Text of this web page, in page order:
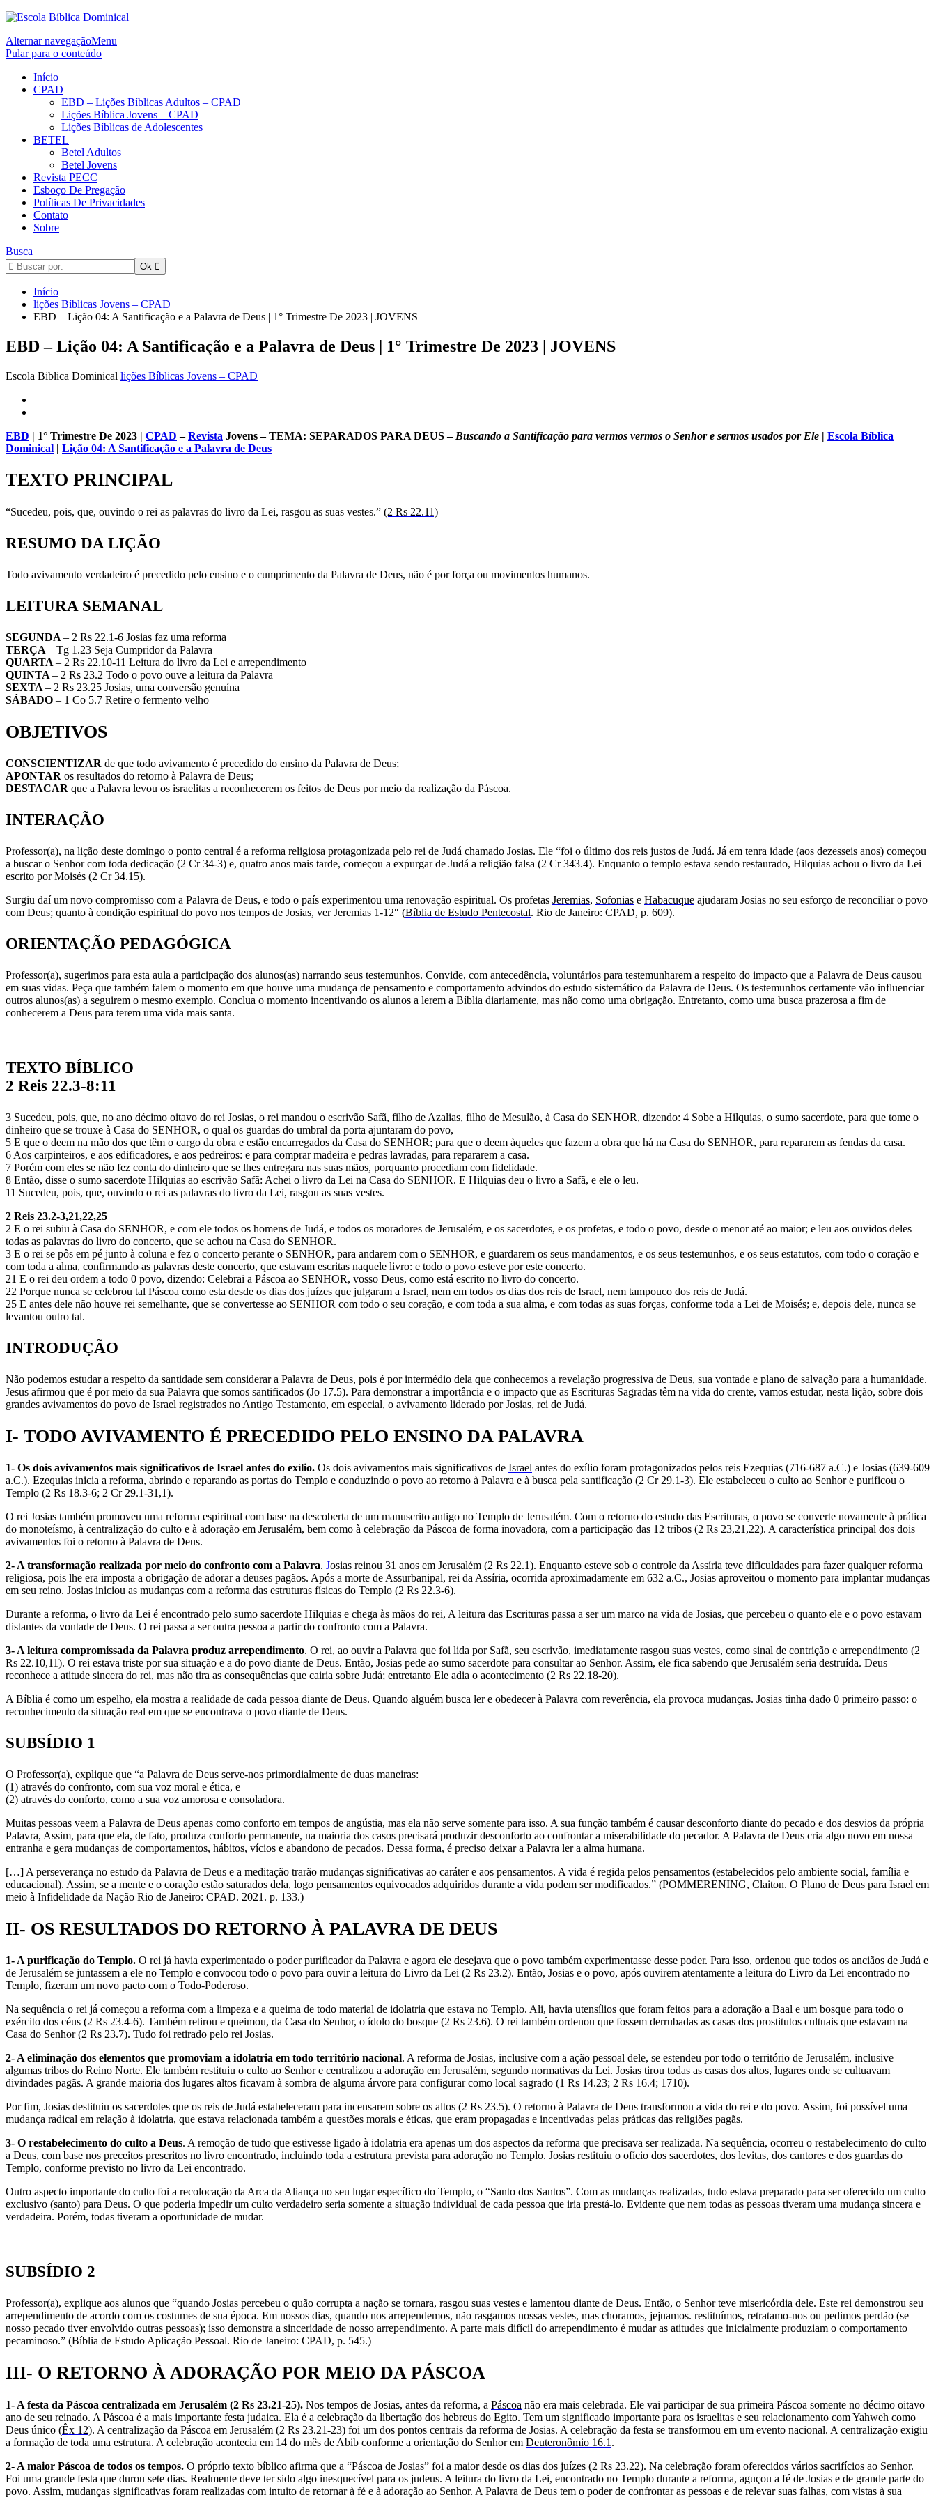
Alternar navegaçãoMenu
Pular para o conteúdo
Início
CPAD
EBD – Lições Bíblicas Adultos – CPAD
Lições Bíblica Jovens – CPAD
Lições Bíblicas de Adolescentes
BETEL
Betel Adultos
Betel Jovens
Revista PECC
Esboço De Pregação
Políticas De Privacidades
Contato
Sobre
Busca
Início
lições Bíblicas Jovens – CPAD
EBD – Lição 04: A Santificação e a Palavra de Deus | 1° Trimestre De 2023 | JOVENS
EBD – Lição 04: A Santificação e a Palavra de Deus | 1° Trimestre De 2023 | JOVENS
Escola Biblica Dominical lições Bíblicas Jovens – CPAD
EBD | 1° Trimestre De 2023 | CPAD –Revista Jovens – TEMA: SEPARADOS PARA DEUS – Buscando a Santificação para vermos vermos o Senhor e sermos usados por Ele | Escola Bíblica
Dominical | Lição 04: A Santificação e a Palavra de Deus
TEXTO PRINCIPAL
“Sucedeu, pois, que, ouvindo o rei as palavras do livro da Lei, rasgou as suas vestes.” (2 Rs 22.11)
RESUMO DA LIÇÃO
Todo avivamento verdadeiro é precedido pelo ensino e o cumprimento da Palavra de Deus, não é por força ou movimentos humanos.
LEITURA SEMANAL
SEGUNDA – 2 Rs 22.1-6 Josias faz uma reforma
TERÇA – Tg 1.23 Seja Cumpridor da Palavra
QUARTA – 2 Rs 22.10-11 Leitura do livro da Lei e arrependimento
QUINTA – 2 Rs 23.2 Todo o povo ouve a leitura da Palavra
SEXTA – 2 Rs 23.25 Josias, uma conversão genuína
SÁBADO – 1 Co 5.7 Retire o fermento velho
OBJETIVOS
CONSCIENTIZAR de que todo avivamento é precedido do ensino da Palavra de Deus;
APONTAR os resultados do retorno à Palavra de Deus;
DESTACAR que a Palavra levou os israelitas a reconhecerem os feitos de Deus por meio da realização da Páscoa.
INTERAÇÃO
Professor(a), na lição deste domingo o ponto central é a reforma religiosa protagonizada pelo rei de Judá chamado Josias. Ele “foi o último dos reis justos de Judá. Já em tenra idade (aos dezesseis anos) começou
a buscar o Senhor com toda dedicação (2 Cr 34-3) e, quatro anos mais tarde, começou a expurgar de Judá a religião falsa (2 Cr 343.4). Enquanto o templo estava sendo restaurado, Hilquias achou o livro da Lei
escrito por Moisés (2 Cr 34.15).
Surgiu daí um novo compromisso com a Palavra de Deus, e todo o país experimentou uma renovação espiritual. Os profetas Jeremias, Sofonias e Habacuque ajudaram Josias no seu esforço de reconciliar o povo
com Deus; quanto à condição espiritual do povo nos tempos de Josias, ver Jeremias 1-12″ (Bíblia de Estudo Pentecostal. Rio de Janeiro: CPAD, p. 609).
ORIENTAÇÃO PEDAGÓGICA
Professor(a), sugerimos para esta aula a participação dos alunos(as) narrando seus testemunhos. Convide, com antecedência, voluntários para testemunharem a respeito do impacto que a Palavra de Deus causou
em suas vidas. Peça que também falem o momento em que houve uma mudança de pensamento e comportamento advindos do estudo sistemático da Palavra de Deus. Os testemunhos certamente vão influenciar
outros alunos(as) a seguirem o mesmo exemplo. Conclua o momento incentivando os alunos a lerem a Bíblia diariamente, mas não como uma obrigação. Entretanto, como uma busca prazerosa a fim de
conhecerem a Deus para terem uma vida mais santa.
TEXTO BÍBLICO
2 Reis 22.3-8:11
3 Sucedeu, pois, que, no ano décimo oitavo do rei Josias, o rei mandou o escrivão Safã, filho de Azalias, filho de Mesulão, à Casa do SENHOR, dizendo: 4 Sobe a Hilquias, o sumo sacerdote, para que tome o
dinheiro que se trouxe à Casa do SENHOR, o qual os guardas do umbral da porta ajuntaram do povo,
5 E que o deem na mão dos que têm o cargo da obra e estão encarregados da Casa do SENHOR; para que o deem àqueles que fazem a obra que há na Casa do SENHOR, para repararem as fendas da casa.
6 Aos carpinteiros, e aos edificadores, e aos pedreiros: e para comprar madeira e pedras lavradas, para repararem a casa.
7 Porém com eles se não fez conta do dinheiro que se lhes entregara nas suas mãos, porquanto procediam com fidelidade.
8 Então, disse o sumo sacerdote Hilquias ao escrivão Safã: Achei o livro da Lei na Casa do SENHOR. E Hilquias deu o livro a Safã, e ele o leu.
11 Sucedeu, pois, que, ouvindo o rei as palavras do livro da Lei, rasgou as suas vestes.
2 Reis 23.2-3,21,22,25
2 E o rei subiu à Casa do SENHOR, e com ele todos os homens de Judá, e todos os moradores de Jerusalém, e os sacerdotes, e os profetas, e todo o povo, desde o menor até ao maior; e leu aos ouvidos deles
todas as palavras do livro do concerto, que se achou na Casa do SENHOR.
3 E o rei se pôs em pé junto à coluna e fez o concerto perante o SENHOR, para andarem com o SENHOR, e guardarem os seus mandamentos, e os seus testemunhos, e os seus estatutos, com todo o coração e
com toda a alma, confirmando as palavras deste concerto, que estavam escritas naquele livro: e todo o povo esteve por este concerto.
21 E o rei deu ordem a todo 0 povo, dizendo: Celebrai a Páscoa ao SENHOR, vosso Deus, como está escrito no livro do concerto.
22 Porque nunca se celebrou tal Páscoa como esta desde os dias dos juízes que julgaram a Israel, nem em todos os dias dos reis de Israel, nem tampouco dos reis de Judá.
25 E antes dele não houve rei semelhante, que se convertesse ao SENHOR com todo o seu coração, e com toda a sua alma, e com todas as suas forças, conforme toda a Lei de Moisés; e, depois dele, nunca se
levantou outro tal.
INTRODUÇÃO
Não podemos estudar a respeito da santidade sem considerar a Palavra de Deus, pois é por intermédio dela que conhecemos a revelação progressiva de Deus, sua vontade e plano de salvação para a humanidade.
Jesus afirmou que é por meio da sua Palavra que somos santificados (Jo 17.5). Para demonstrar a importância e o impacto que as Escrituras Sagradas têm na vida do crente, vamos estudar, nesta lição, sobre dois
grandes avivamentos do povo de Israel registrados no Antigo Testamento, em especial, o avivamento liderado por Josias, rei de Judá.
I- TODO AVIVAMENTO É PRECEDIDO PELO ENSINO DA PALAVRA
1- Os dois avivamentos mais significativos de Israel antes do exílio. Os dois avivamentos mais significativos de Israel antes do exílio foram protagonizados pelos reis Ezequias (716-687 a.C.) e Josias (639-609
a.C.). Ezequias inicia a reforma, abrindo e reparando as portas do Templo e conduzindo o povo ao retorno à Palavra e à busca pela santificação (2 Cr 29.1-3). Ele estabeleceu o culto ao Senhor e purificou o
Templo (2 Rs 18.3-6; 2 Cr 29.1-31,1).
O rei Josias também promoveu uma reforma espiritual com base na descoberta de um manuscrito antigo no Templo de Jerusalém. Com o retorno do estudo das Escrituras, o povo se converte novamente à prática
do monoteísmo, à centralização do culto e à adoração em Jerusalém, bem como à celebração da Páscoa de forma inovadora, com a participação das 12 tribos (2 Rs 23,21,22). A característica principal dos dois
avivamentos foi o retorno à Palavra de Deus.
2- A transformação realizada por meio do confronto com a Palavra. Josias reinou 31 anos em Jerusalém (2 Rs 22.1). Enquanto esteve sob o controle da Assíria teve dificuldades para fazer qualquer reforma
religiosa, pois lhe era imposta a obrigação de adorar a deuses pagãos. Após a morte de Assurbanipal, rei da Assíria, ocorrida aproximadamente em 632 a.C., Josias aproveitou o momento para implantar mudanças
em seu reino. Josias iniciou as mudanças com a reforma das estruturas físicas do Templo (2 Rs 22.3-6).
Durante a reforma, o livro da Lei é encontrado pelo sumo sacerdote Hilquias e chega às mãos do rei, A leitura das Escrituras passa a ser um marco na vida de Josias, que percebeu o quanto ele e o povo estavam
distantes da vontade de Deus. O rei passa a ser outra pessoa a partir do confronto com a Palavra.
3- A leitura compromissada da Palavra produz arrependimento. O rei, ao ouvir a Palavra que foi lida por Safã, seu escrivão, imediatamente rasgou suas vestes, como sinal de contrição e arrependimento (2
Rs 22.10,11). O rei estava triste por sua situação e a do povo diante de Deus. Então, Josias pede ao sumo sacerdote para consultar ao Senhor. Assim, ele fica sabendo que Jerusalém seria destruída. Deus
reconhece a atitude sincera do rei, mas não tira as consequências que cairia sobre Judá; entretanto Ele adia o acontecimento (2 Rs 22.18-20).
A Bíblia é como um espelho, ela mostra a realidade de cada pessoa diante de Deus. Quando alguém busca ler e obedecer à Palavra com reverência, ela provoca mudanças. Josias tinha dado 0 primeiro passo: o
reconhecimento da situação real em que se encontrava o povo diante de Deus.
SUBSÍDIO 1
O Professor(a), explique que “a Palavra de Deus serve-nos primordialmente de duas maneiras:
(1) através do confronto, com sua voz moral e ética, e
(2) através do conforto, como a sua voz amorosa e consoladora.
Muitas pessoas veem a Palavra de Deus apenas como conforto em tempos de angústia, mas ela não serve somente para isso. A sua função também é causar desconforto diante do pecado e dos desvios da própria
Palavra, Assim, para que ela, de fato, produza conforto permanente, na maioria dos casos precisará produzir desconforto ao confrontar a miserabilidade do pecador. A Palavra de Deus cria algo novo em nossa
entranha e gera mudanças de comportamentos, hábitos, vícios e abandono de pecados. Dessa forma, é preciso deixar a Palavra ler a alma humana.
[…] A perseverança no estudo da Palavra de Deus e a meditação trarão mudanças significativas ao caráter e aos pensamentos. A vida é regida pelos pensamentos (estabelecidos pelo ambiente social, família e
educacional). Assim, se a mente e o coração estão saturados dela, logo pensamentos equivocados adquiridos durante a vida podem ser modificados.” (POMMERENING, Claiton. O Plano de Deus para Israel em
meio à Infidelidade da Nação Rio de Janeiro: CPAD. 2021. p. 133.)
II- OS RESULTADOS DO RETORNO À PALAVRA DE DEUS
1- A purificação do Templo. O rei já havia experimentado o poder purificador da Palavra e agora ele desejava que o povo também experimentasse desse poder. Para isso, ordenou que todos os anciãos de Judá e
de Jerusalém se juntassem a ele no Templo e convocou todo o povo para ouvir a leitura do Livro da Lei (2 Rs 23.2). Então, Josias e o povo, após ouvirem atentamente a leitura do Livro da Lei encontrado no
Templo, fizeram um novo pacto com o Todo-Poderoso.
Na sequência o rei já começou a reforma com a limpeza e a queima de todo material de idolatria que estava no Templo. Ali, havia utensílios que foram feitos para a adoração a Baal e um bosque para todo o
exército dos céus (2 Rs 23.4-6). Também retirou e queimou, da Casa do Senhor, o ídolo do bosque (2 Rs 23.6). O rei também ordenou que fossem derrubadas as casas dos prostitutos cultuais que estavam na
Casa do Senhor (2 Rs 23.7). Tudo foi retirado pelo rei Josias.
2- A eliminação dos elementos que promoviam a idolatria em todo território nacional. A reforma de Josias, inclusive com a ação pessoal dele, se estendeu por todo o território de Jerusalém, inclusive
algumas tribos do Reino Norte. Ele também restituiu o culto ao Senhor e centralizou a adoração em Jerusalém, segundo normativas da Lei. Josias tirou todas as casas dos altos, lugares onde se cultuavam
divindades pagãs. A grande maioria dos lugares altos ficavam à sombra de alguma árvore para configurar como local sagrado (1 Rs 14.23; 2 Rs 16.4; 1710).
Por fim, Josias destituiu os sacerdotes que os reis de Judá estabeleceram para incensarem sobre os altos (2 Rs 23.5). O retorno à Palavra de Deus transformou a vida do rei e do povo. Assim, foi possível uma
mudança radical em relação à idolatria, que estava relacionada também a questões morais e éticas, que eram propagadas e incentivadas pelas práticas das religiões pagãs.
3- O restabelecimento do culto a Deus. A remoção de tudo que estivesse ligado à idolatria era apenas um dos aspectos da reforma que precisava ser realizada. Na sequência, ocorreu o restabelecimento do culto
a Deus, com base nos preceitos prescritos no livro encontrado, incluindo toda a estrutura prevista para adoração no Templo. Josias restituiu o ofício dos sacerdotes, dos levitas, dos cantores e dos guardas do
Templo, conforme previsto no livro da Lei encontrado.
Outro aspecto importante do culto foi a recolocação da Arca da Aliança no seu lugar específico do Templo, o “Santo dos Santos”. Com as mudanças realizadas, tudo estava preparado para ser oferecido um culto
exclusivo (santo) para Deus. O que poderia impedir um culto verdadeiro seria somente a situação individual de cada pessoa que iria prestá-lo. Evidente que nem todas as pessoas tiveram uma mudança sincera e
verdadeira. Porém, todas tiveram a oportunidade de mudar.
SUBSÍDIO 2
Professor(a), explique aos alunos que “quando Josias percebeu o quão corrupta a nação se tornara, rasgou suas vestes e lamentou diante de Deus. Então, o Senhor teve misericórdia dele. Este rei demonstrou seu
arrependimento de acordo com os costumes de sua época. Em nossos dias, quando nos arrependemos, não rasgamos nossas vestes, mas choramos, jejuamos. restituímos, retratamo-nos ou pedimos perdão (se
nosso pecado tiver envolvido outras pessoas); isso demonstra a sinceridade de nosso arrependimento. A parte mais difícil do arrependimento é mudar as atitudes que inicialmente produziam o comportamento
pecaminoso.” (Bíblia de Estudo Aplicação Pessoal. Rio de Janeiro: CPAD, p. 545.)
III- O RETORNO À ADORAÇÃO POR MEIO DA PÁSCOA
1- A festa da Páscoa centralizada em Jerusalém (2 Rs 23.21-25). Nos tempos de Josias, antes da reforma, a Páscoa não era mais celebrada. Ele vai participar de sua primeira Páscoa somente no décimo oitavo
ano de seu reinado. A Páscoa é a mais importante festa judaica. Ela é a celebração da libertação dos hebreus do Egito. Tem um significado importante para os israelitas e seu relacionamento com Yahweh como
Deus único (Êx 12). A centralização da Páscoa em Jerusalém (2 Rs 23.21-23) foi um dos pontos centrais da reforma de Josias. A celebração da festa se transformou em um evento nacional. A centralização exigiu
a formação de toda uma estrutura. A celebração acontecia em 14 do mês de Abib conforme a orientação do Senhor em Deuteronômio 16.1 .
2- A maior Páscoa de todos os tempos. O próprio texto bíblico afirma que a “Páscoa de Josias” foi a maior desde os dias dos juízes (2 Rs 23.22). Na celebração foram oferecidos vários sacrifícios ao Senhor.
Foi uma grande festa que durou sete dias. Realmente deve ter sido algo inesquecível para os judeus. A leitura do livro da Lei, encontrado no Templo durante a reforma, aguçou a fé de Josias e de grande parte do
povo. Assim, mudanças significativas foram realizadas com intuito de retornar à fé e à adoração ao Senhor. A Palavra de Deus tem o poder de confrontar as pessoas e de relevar suas falhas, com vistas à sua